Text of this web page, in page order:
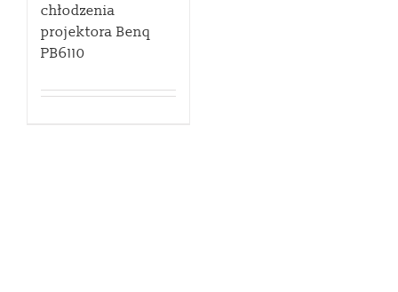
chłodzenia
projektora Benq
PB6110